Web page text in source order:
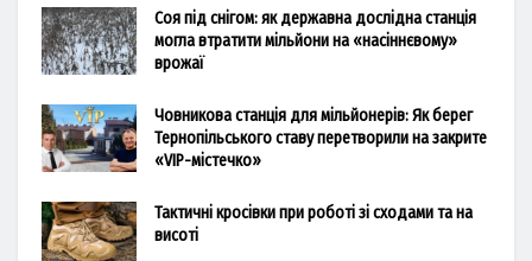
Соя під снігом: як державна дослідна станція
могла втратити мільйони на «насіннєвому»
врожаї
Човникова станція для мільйонерів: Як берег
Тернопільського ставу перетворили на закрите
«VIP-містечко»
Тактичні кросівки при роботі зі сходами та на
висоті